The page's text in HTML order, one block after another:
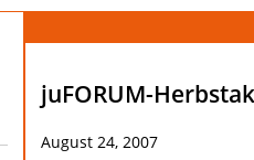
juFORUM-
August 24, 2007